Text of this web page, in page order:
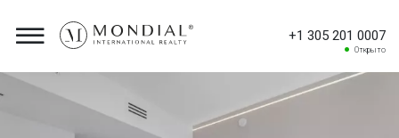
+1 305 201 0007
Открыто